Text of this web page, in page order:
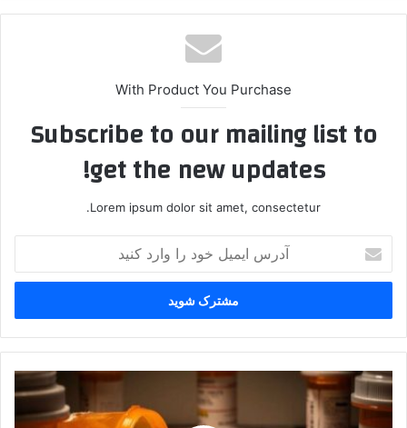
With Product You Purchase
Subscribe to our mailing list to
get the new updates!
Lorem ipsum dolor sit amet, consectetur.
ایمیل
خود
وارد
کنید
تداوم
تخصیص